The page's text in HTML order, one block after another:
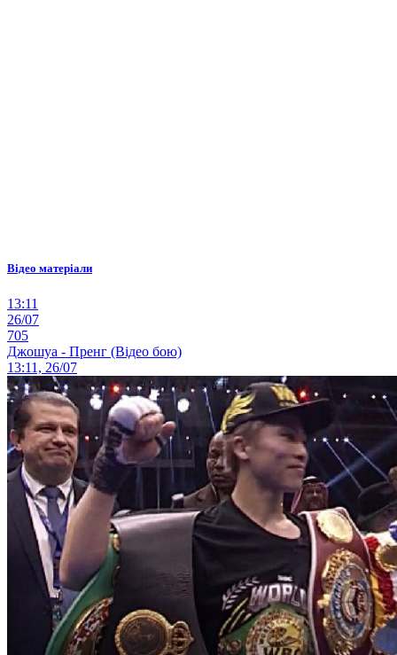
Відео матеріали
13:11
26/07
705
Джошуа - Пренг (Відео бою)
13:11, 26/07